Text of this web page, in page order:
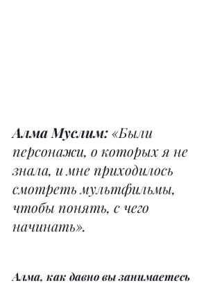
Алма Муслим: «Были
персонажи, о которых я не
знала, и мне приходилось
смотреть мультфильмы,
чтобы понять, с чего
начинать».
Алма, как давно вы занимаетесь